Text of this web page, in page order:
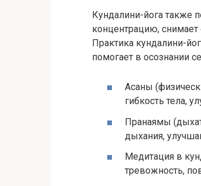
Кундалини-йога также
концентрацию,
Практика кундалини-
помогает в осознании
Асаны
гибкость тела,
Пранаямы
дыхания,
Медитация в
тревожность,